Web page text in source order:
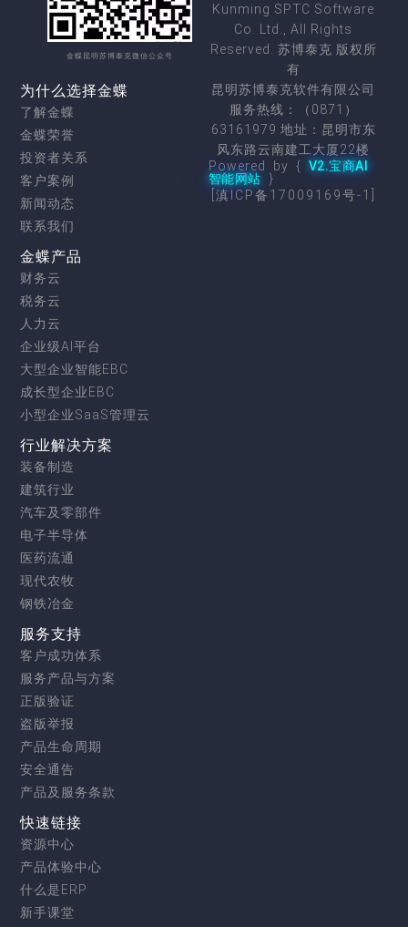
金蝶昆明苏博泰克微信公众号
为什么选择金蝶
了解金蝶
金蝶荣誉
投资者关系
客户案例
新闻动态
联系我们
金蝶产品
财务云
税务云
人力云
企业级AI平台
大型企业智能EBC
成长型企业EBC
小型企业SaaS管理云
行业解决方案
装备制造
建筑行业
汽车及零部件
电子半导体
医药流通
现代农牧
钢铁冶金
服务支持
客户成功体系
服务产品与方案
正版验证
盗版举报
产品生命周期
安全通告
产品及服务条款
快速链接
资源中心
产品体验中心
什么是ERP
新手课堂
Kunming SPTC Software
Co. Ltd., All Rights
Reserved. 苏博泰克 版权所
有
昆明苏博泰克软件有限公司
服务热线：（0871）
63161979 地址：昆明市东
风东路云南建工大厦22楼
Powered by { V2.宝商AI
智能网站 }
[滇ICP备17009169号-1]